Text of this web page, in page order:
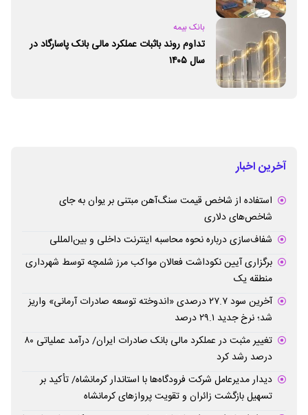
بانک بیمه
تداوم روند باثبات عملکرد مالی بانک پاسارگاد در
سال ۱۴۰۵
آخرین اخبار
استفاده از شاخص قیمت سنگ‌آهن مبتنی بر یوان به جای
شاخص‌های دلاری
شفاف‌سازی درباره نحوه محاسبه اینترنت داخلی و بین‌المللی
برگزاری آیین نکوداشت فعالان مواکب مرز شلمچه توسط شهرداری
منطقه یک
آخرین سود ۲۷.۷ درصدی «اندوخته توسعه صادرات آرمانی» واریز
شد؛ نرخ جدید ۲۹.۱ درصد
تغییر مثبت در عملکرد مالی بانک صادرات ایران/ درآمد عملیاتی ۸۰
درصد رشد کرد
دیدار مدیرعامل شرکت فرودگاه‌ها با استاندار کرمانشاه/ تأکید بر
تسهیل بازگشت زائران و تقویت پروازهای کرمانشاه